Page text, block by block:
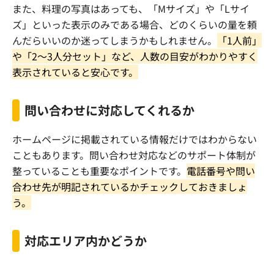
また、料理の写真はあっても、「Mサイズ」や「Lサイ
ズ」といった表示のみである場合、どのくらいの量を頼
んだらいいのか迷ってしまうかもしれません。
「1人前」
や「2～3人分セット」など、人数の目安がわかりやすく
表示されていると安心です。
問い合わせに対応してくれるか
ホームページに掲載されている情報だけではわからない
こともあります。問い合わせ対応などのサポート体制が
整っていることも重要なポイントです。 電話番号や問い
合わせ先が明記されているかチェックしておきましょ
う。
対応エリア内かどうか